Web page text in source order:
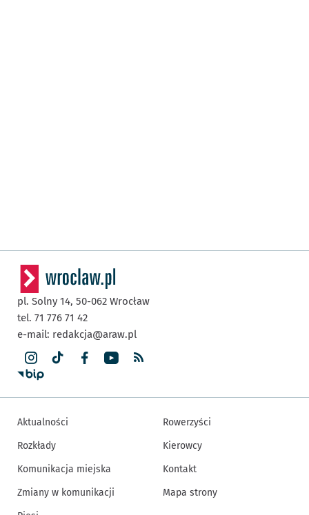
pl. Solny 14, 50-062 Wrocław
tel. 71 776 71 42
e-mail: redakcja@araw.pl
Aktualności
Rozkłady
Komunikacja miejska
Zmiany w komunikacji
Rowerzyści
Kierowcy
Kontakt
Mapa strony